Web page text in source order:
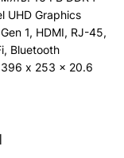
UHD Graphics
1, HDMI, RJ-45,
Bluetooth
x 253 x 20.6